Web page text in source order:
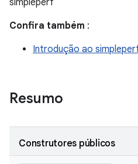
simpleperf
Confira também :
Introdução ao
Resumo
Construtores públicos